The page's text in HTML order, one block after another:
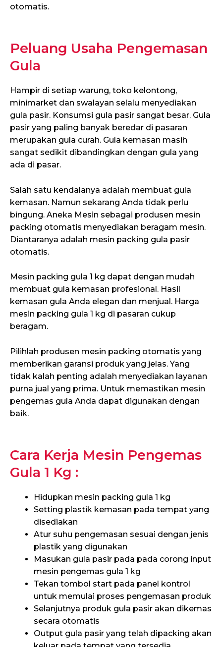
otomatis.
Peluang Usaha Pengemasan
Gula
Hampir di setiap warung, toko kelontong,
minimarket dan swalayan selalu menyediakan
gula pasir. Konsumsi gula pasir sangat besar. Gula
pasir yang paling banyak beredar di pasaran
merupakan gula curah. Gula kemasan masih
sangat sedikit dibandingkan dengan gula yang
ada di pasar.
Salah satu kendalanya adalah membuat gula
kemasan. Namun sekarang Anda tidak perlu
bingung. Aneka Mesin sebagai produsen mesin
packing otomatis menyediakan beragam mesin.
Diantaranya adalah mesin packing gula pasir
otomatis.
Mesin packing gula 1 kg dapat dengan mudah
membuat gula kemasan profesional. Hasil
kemasan gula Anda elegan dan menjual. Harga
mesin packing gula 1 kg di pasaran cukup
beragam.
Pilihlah produsen mesin packing otomatis yang
memberikan garansi produk yang jelas. Yang
tidak kalah penting adalah menyediakan layanan
purna jual yang prima. Untuk memastikan mesin
pengemas gula Anda dapat digunakan dengan
baik.
Cara Kerja Mesin Pengemas
Gula 1 Kg :
Hidupkan mesin packing gula 1 kg
Setting plastik kemasan pada tempat yang
disediakan
Atur suhu pengemasan sesuai dengan jenis
plastik yang digunakan
Masukan gula pasir pada pada corong input
mesin pengemas gula 1 kg
Tekan tombol start pada panel kontrol
untuk memulai proses pengemasan produk
Selanjutnya produk gula pasir akan dikemas
secara otomatis
Output gula pasir yang telah dipacking akan